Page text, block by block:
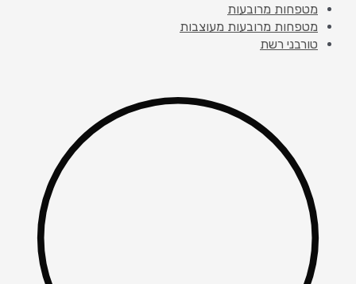
מטפחות מרובעות
מטפחות מרובעות מעוצבות
טורבני רשת